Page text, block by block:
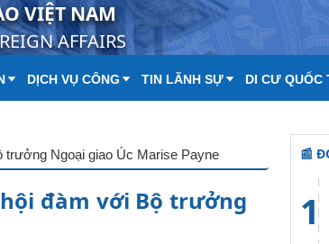
VIỆT NAM
AFFAIRS
DỊCH VỤ CÔNG TIN LÃNH SỰ DI CƯ QUỐC
Ngoại giao Úc Marise Payne
đàm với Bộ trưởng
📰
1